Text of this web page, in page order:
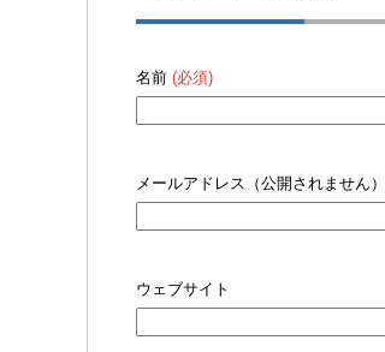
名前 (必須)
メールアドレス（公開されません）
ウェブサイト